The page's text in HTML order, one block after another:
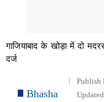
गाजियाबाद के खोड़ा में दो
दर्ज
Bhasha
Publish